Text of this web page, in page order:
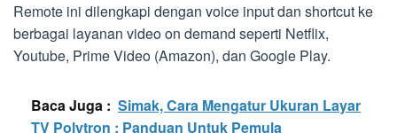
Remote ini dilengkapi dengan voice input dan shortcut ke
berbagai layanan video on demand seperti Netflix,
Youtube, Prime Video (Amazon), dan Google Play.
Baca Juga : Simak, Cara Mengatur Ukuran Layar
TV Polytron : Panduan Untuk Pemula